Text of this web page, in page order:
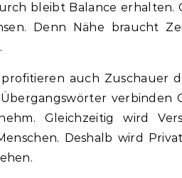
bleibt Balance erhalten.
Denn Nähe braucht
auch Zuschauer
verbinden
Gleichzeitig wird
Deshalb wird